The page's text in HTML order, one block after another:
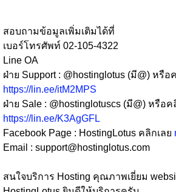
สอบถามข้อมูลเพิ่มเติมได้ที่
เบอร์โทรศัพท์ 02-105-4322
Line OA
ฝ่าย Support : @hostinglotus (มี@) หรือ
https://lin.ee/itM2MPS
ฝ่าย Sale : @hostinglotuscs (มี@) หรือค
https://lin.ee/K3AgGFL
Facebook Page : HostingLotus คลิกเลย
Email : support@hostinglotus.com
สนใจบริการ Hosting คุณภาพเยี่ยม